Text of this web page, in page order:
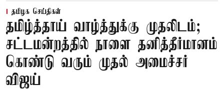
தமிழக செய்திகள்
தமிழ்த்தாய் வாழ்த்துக்கு முதலிடம்;
சட்டமன்றத்தில் நாளை தனித்தீர்மானம்
கொண்டு வரும் முதல் அமைச்சர்
விஜய்